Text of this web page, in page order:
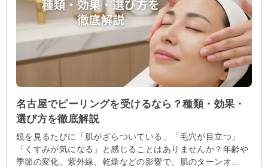
名古屋でピーリングを受けるなら？種類・効果・
選び方を徹底解説
鏡を見るたびに「肌がざらついている」「毛穴が目立つ」
「くすみが気になる」と感じることはありませんか？年齢や
季節の変化、紫外線、乾燥などの影響で、肌のターンオ...